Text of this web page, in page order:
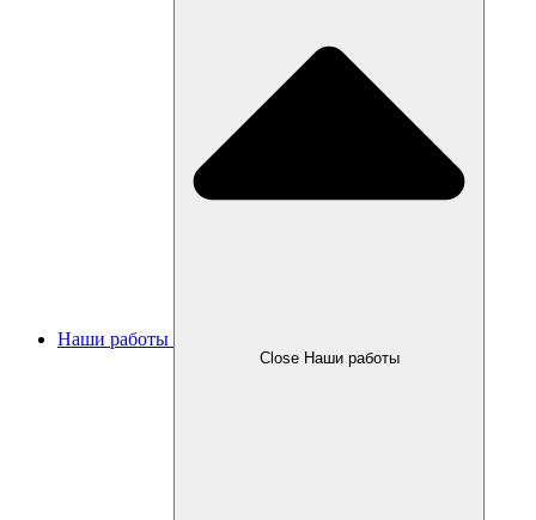
Наши работы
Close Наши работы